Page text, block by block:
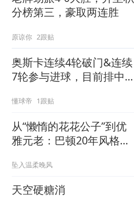
分榜第三，豪取两连胜
原谅你 2跟贴
奥斯卡连续4轮破门&连续
7轮参与进球，目前排中
懂球帝 1跟贴
从“懒惰的花花公子”到优
雅元老：巴顿20年风格进
坠入温柔晚风
天空硬糖消